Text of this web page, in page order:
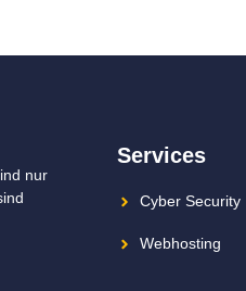
nur
Services
Cyber Security
Webhosting